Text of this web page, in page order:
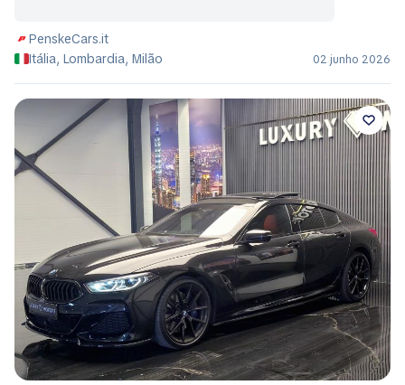
PenskeCars.it
Itália, Lombardia, Milão
02 junho 2026